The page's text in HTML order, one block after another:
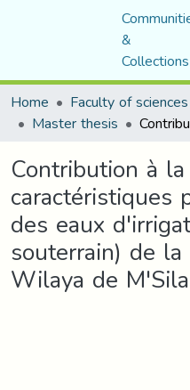
&
Collections
Home
Faculty of sciences
Master thesis
Contribution à
caractéristiques
des eaux
souterrain) de
Wilaya de M'Sila